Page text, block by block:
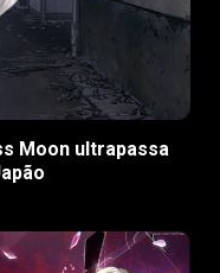
Moon ultrapassa